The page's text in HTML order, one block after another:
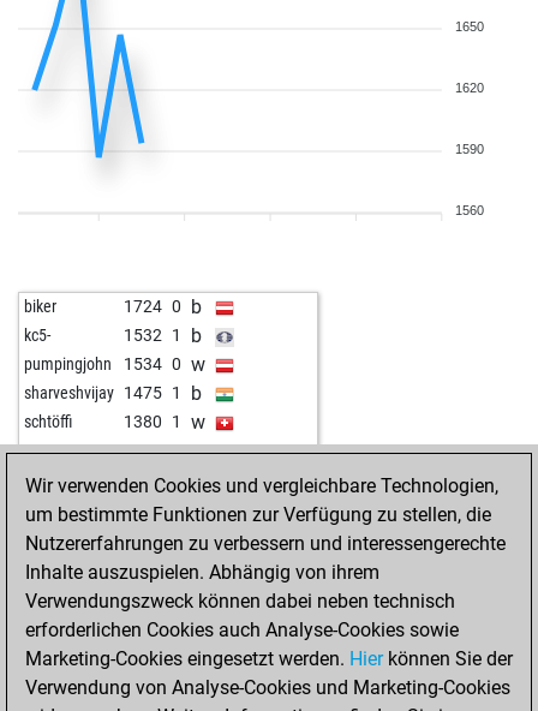
1650
1620
1590
1560
biker 1724 0 b
kc5- 1532 1 b
pumpingjohn 1534 0 w
sharveshvijay 1475 1 b
schtöffi 1380 1 w
Wir verwenden Cookies und vergleichbare Technologien,
um bestimmte Funktionen zur Verfügung zu stellen, die
Nutzererfahrungen zu verbessern und interessengerechte
Inhalte auszuspielen. Abhängig von ihrem
Verwendungszweck können dabei neben technisch
erforderlichen Cookies auch Analyse-Cookies sowie
Marketing-Cookies eingesetzt werden. Hierkönnen Sie der
Verwendung von Analyse-Cookies und Marketing-Cookies